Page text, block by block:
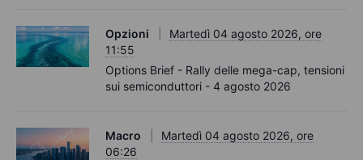
Opzioni
Martedì 04 agosto 2026, ore
11:55
Options Brief - Rally delle mega-cap, tensioni
sui semiconduttori - 4 agosto 2026
Macro
Martedì 04 agosto 2026, ore
06:26